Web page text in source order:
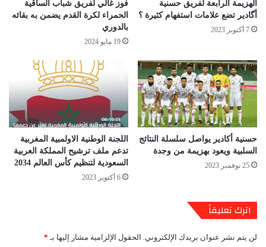
الهزيمة الرابعة لفريق حسنية
أگادير تضع علامات استفهام كثيرة ؟
7 أكتوبر 2023
فوز غالي لفريق شباب الساقية
الحمراء لكرة القدم يضمن به بقائه
بالدوري
19 مايو 2024
حسنية أكادير يواصل سلسلة النتائج
السلبية ويعود بهزيمة من وجدة
25 نوفمبر 2023
اللجنة الوطنية الاولمبية المغربية
تدعم ملف ترشيح المملكة العربية
السعودية لتنظيم كأس العالم 2034
6 أكتوبر 2023
اترك تعليقاً
لن يتم نشر عنوان بريدك الإلكتروني. الحقول الإلزامية مشار إليها بـ *